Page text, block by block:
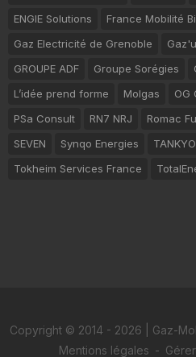
ENGIE Solutions
France Mobilité
Gaz Electricité de Grenoble
GROUPE ADF
Groupe Sorégies
L’idée prend forme
Molgas OG
PSa Consult
RN7 NRJ Romac
SEVEN
Synqo Energies
Tokheim Services France
Copyright © 2014 - 2026 | Gaz-
Mentions légales -